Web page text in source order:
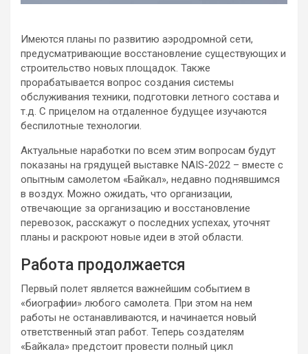
Имеются планы по развитию аэродромной сети,
предусматривающие восстановление существующих и
строительство новых площадок. Также
прорабатывается вопрос создания системы
обслуживания техники, подготовки летного состава и
т.д. С прицелом на отдаленное будущее изучаются
беспилотные технологии.
Актуальные наработки по всем этим вопросам будут
показаны на грядущей выставке NAIS-2022 – вместе с
опытным самолетом «Байкал», недавно поднявшимся
в воздух. Можно ожидать, что организации,
отвечающие за организацию и восстановление
перевозок, расскажут о последних успехах, уточнят
планы и раскроют новые идеи в этой области.
Работа продолжается
Первый полет является важнейшим событием в
«биографии» любого самолета. При этом на нем
работы не останавливаются, и начинается новый
ответственный этап работ. Теперь создателям
«Байкала» предстоит провести полный цикл